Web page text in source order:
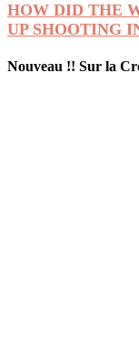
HOW DID THE
UP SHOOTING
Nouveau !! Sur la